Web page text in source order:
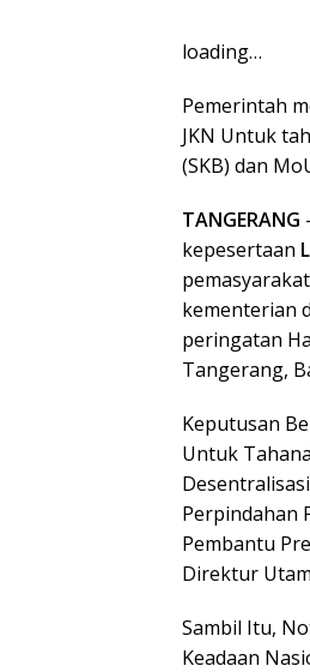
loading…
Pemerintah
JKN Untuk
(SKB) dan
TANGERANG
kepesertaan
kementerian
peringatan
Tangerang,
Keputusan
Untuk
Perpindahan
Pembantu
Direktur
Sambil Itu,
Keadaan